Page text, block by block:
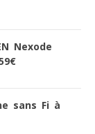
Nexode
sans Fi à